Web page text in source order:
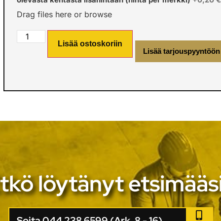
Drag files here or browse
Lisää ostoskoriin
Lisää tarjouspyyntöön
löytänyt